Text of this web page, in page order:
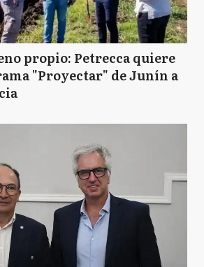
propio: Petrecca quiere
"Proyectar" de Junín a